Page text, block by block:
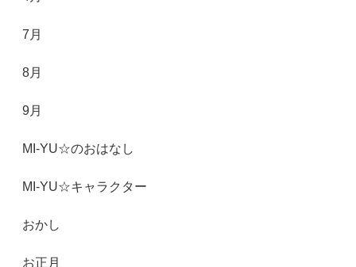
7月
8月
9月
MI-YU☆のおはなし
MI-YU☆キャラクター
おかし
お正月